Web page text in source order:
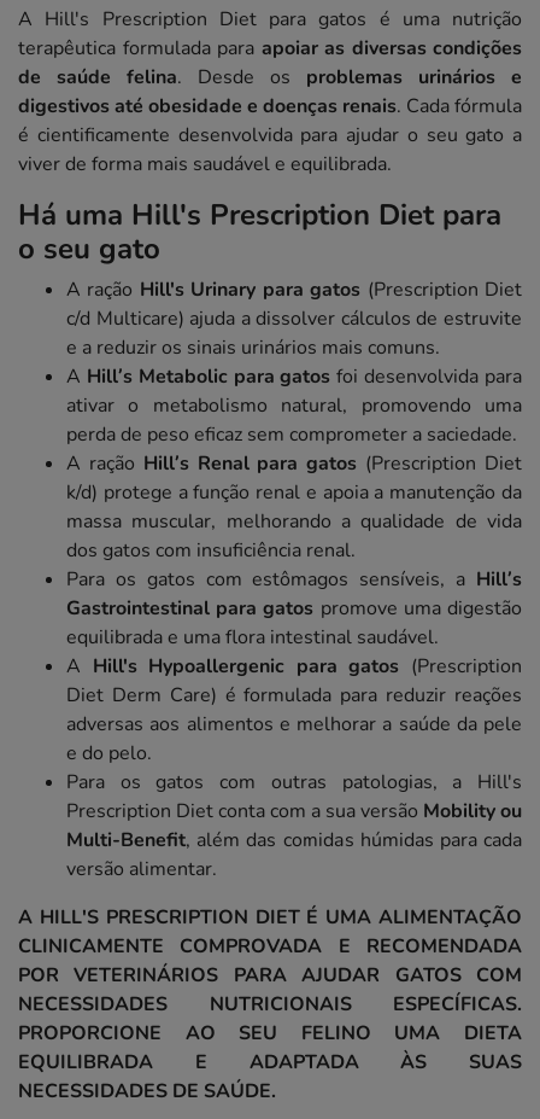
A Hill's Prescription Diet para gatos é uma nutrição
terapêutica formulada para apoiar as diversas condições
de saúde felina. Desde os problemas urinários e
digestivos até obesidade e doenças renais. Cada fórmula
é cientificamente desenvolvida para ajudar o seu gato a
viver de forma mais saudável e equilibrada.
Há uma Hill's Prescription Diet para
o seu gato
A ração Hill's Urinary para gatos (Prescription Diet
c/d Multicare) ajuda a dissolver cálculos de estruvite
e a reduzir os sinais urinários mais comuns.
A Hill’s Metabolic para gatos foi desenvolvida para
ativar o metabolismo natural, promovendo uma
perda de peso eficaz sem comprometer a saciedade.
A ração Hill’s Renal para gatos (Prescription Diet
k/d) protege a função renal e apoia a manutenção da
massa muscular, melhorando a qualidade de vida
dos gatos com insuficiência renal.
Para os gatos com estômagos sensíveis, a Hill’s
Gastrointestinal para gatos promove uma digestão
equilibrada e uma flora intestinal saudável.
A Hill's Hypoallergenic para gatos (Prescription
Diet Derm Care) é formulada para reduzir reações
adversas aos alimentos e melhorar a saúde da pele
e do pelo.
Para os gatos com outras patologias, a Hill's
Prescription Diet conta com a sua versão Mobility ou
Multi-Benefit, além das comidas húmidas para cada
versão alimentar.
A HILL'S PRESCRIPTION DIET É UMA ALIMENTAÇÃO
CLINICAMENTE COMPROVADA E RECOMENDADA
POR VETERINÁRIOS PARA AJUDAR GATOS COM
NECESSIDADES NUTRICIONAIS ESPECÍFICAS.
PROPORCIONE AO SEU FELINO UMA DIETA
EQUILIBRADA E ADAPTADA ÀS SUAS
NECESSIDADES DE SAÚDE.